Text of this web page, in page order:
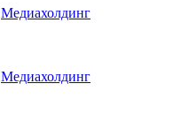
Медиахолдинг
Медиахолдинг